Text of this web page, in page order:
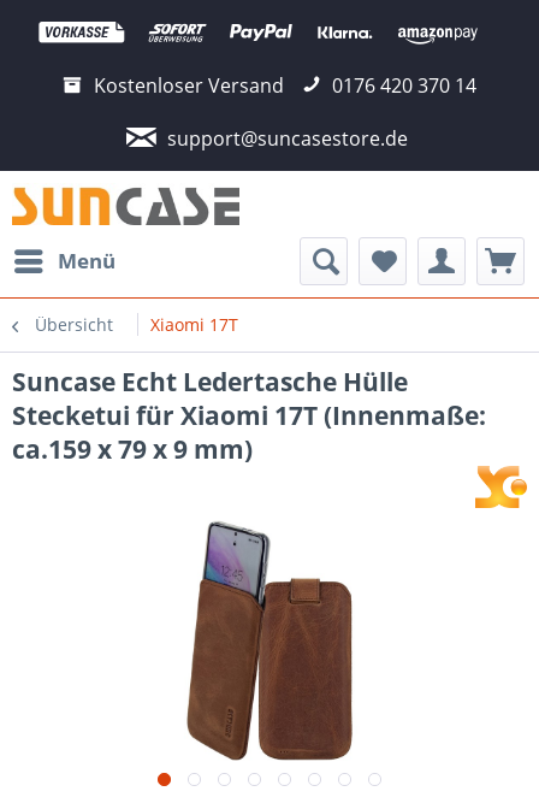
Kostenloser Versand
0176 420 370 14
support@suncasestore.de
Menü
Übersicht Xiaomi 17T
Suncase Echt Ledertasche Hülle
Stecketui für Xiaomi 17T (Innenmaße:
ca.159 x 79 x 9 mm)